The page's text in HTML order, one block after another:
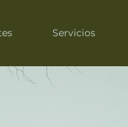
Servicios